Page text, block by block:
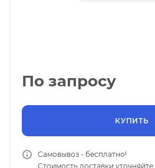
По запросу
КУПИТЬ
Самовывоз - бесплатно!
Стоимость доставки уточняйте.